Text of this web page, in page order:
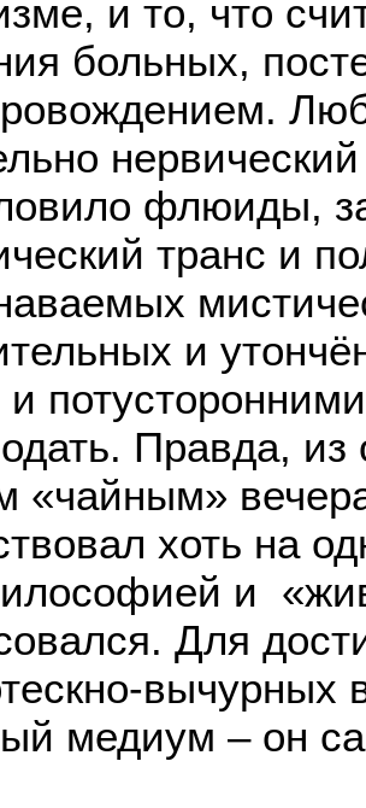
и то, что
больных,
флюиды,
транс и
и
Правда,
«чайным»
хоть на
и
Для
вычурных
медиум – он